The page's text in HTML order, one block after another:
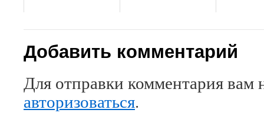
Добавить комментарий
Для отправки комментария вам
авторизоваться.